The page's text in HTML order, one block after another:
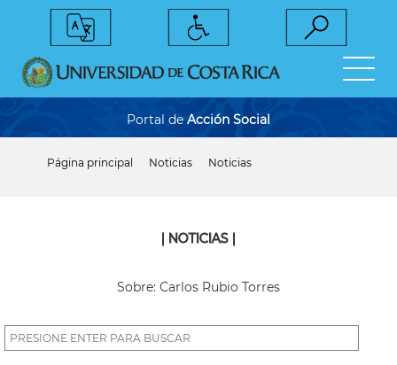
Portal de Acción Social
Página principal Noticias Noticias
| NOTICIAS |
Sobre: Carlos Rubio Torres